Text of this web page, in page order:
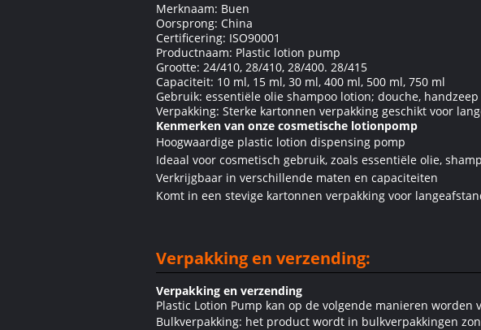
Merknaam: Buen
Oorsprong: China
Certificering: ISO90001
Productnaam: Plastic lotion pump
Grootte: 24/410, 28/410, 28/400. 28/415
Capaciteit: 10 ml, 15 ml, 30 ml, 400 ml, 500 ml, 750 ml
Gebruik: essentiële olie shampoo lotion; douche, handzeep
Verpakking: Sterke kartonnen verpakking geschikt voor
Kenmerken van onze cosmetische lotionpomp
Hoogwaardige plastic lotion dispensing pomp
Ideaal voor cosmetisch gebruik, zoals essentiële olie,
Verkrijgbaar in verschillende maten en capaciteiten
Komt in een stevige kartonnen verpakking voor
Verpakking en verzending:
Verpakking en verzending
Plastic Lotion Pump kan op de volgende manieren worden
Bulkverpakking: het product wordt in bulkverpakkingen